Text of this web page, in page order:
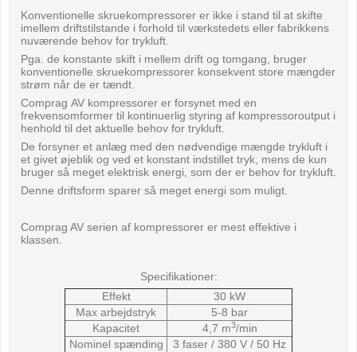
Konventionelle skruekompressorer er ikke i stand til at skifte
imellem driftstilstande i forhold til værkstedets eller fabrikkens
nuværende behov for trykluft.
Pga. de konstante skift i mellem drift og tomgang, bruger
konventionelle skruekompressorer konsekvent store mængder
strøm når de er tændt.
Comprag AV kompressorer er forsynet med en
frekvensomformer til kontinuerlig styring af kompressoroutput i
henhold til det aktuelle behov for trykluft.
De forsyner et anlæg med den nødvendige mængde trykluft i
et givet øjeblik og ved et konstant indstillet tryk, mens de kun
bruger så meget elektrisk energi, som der er behov for trykluft.
Denne driftsform sparer så meget energi som muligt.
Comprag AV serien af kompressorer er mest effektive i
klassen.
Specifikationer:
Effekt
30 kW
Max arbejdstryk
5-8 bar
Kapacitet
4,7 m3/min
Nominel spænding
3 faser / 380 V / 50 Hz